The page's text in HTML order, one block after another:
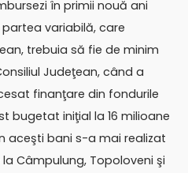
în primii nouă ani
variabilă, care
trebuia să fie de minim
Judeţean, când a
finanţare din fondurile
bugetat iniţial la 16 milioane
aceşti bani s-a mai realizat
Câmpulung, Topoloveni şi